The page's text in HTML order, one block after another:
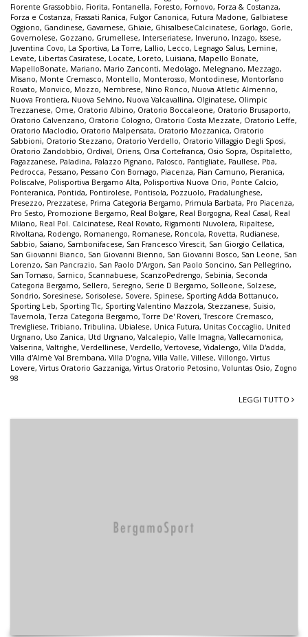
Fiorente Grassobbio, Fiorita, Fontanella, Foresto, Fornovo, Forza & Costanza,
Forza e Costanza, Frassati Ranica, Fulgor Canonica, Futura Madone, Galbiatese
Oggiono, Gandinese, Gavarnese, Ghiaie, GhisalbeseCalcinatese, Gorlago, Gorle,
Governolese, Gozzano, Grumellese, Interseriatese, Inveruno, Inzago, Issese,
Juventina Covo, La Sportiva, La Torre, Lallio, Lecco, Legnago Salus, Lemine,
Levate, Libertas Casiratese, Locate, Loreto, Luisiana, Mapello Bonate,
MapelloBonate, Mariano, Mario Zanconti, Medolago, Melegnano, Mezzago,
Misano, Monte Cremasco, Montello, Monterosso, Montodinese, Montorfano
Rovato, Monvico, Mozzo, Nembrese, Nino Ronco, Nuova Atletic Almenno,
Nuova Frontiera, Nuova Selvino, Nuova Valcavallina, Olginatese, Olimpic
Trezzanese, Ome, Oratorio Albino, Oratorio Boccaleone, Oratorio Brusaporto,
Oratorio Calvenzano, Oratorio Cologno, Oratorio Costa Mezzate, Oratorio Leffe,
Oratorio Maclodio, Oratorio Malpensata, Oratorio Mozzanica, Oratorio
Sabbioni, Oratorio Stezzano, Oratorio Verdello, Oratorio Villaggio Degli Sposi,
Oratorio Zandobbio, Ordival, Oriens, Orsa Cortefranca, Osio Sopra, Ospitaletto,
Pagazzanese, Paladina, Palazzo Pignano, Palosco, Pantigliate, Paullese, Pba,
Pedrocca, Pessano, Pessano Con Bornago, Piacenza, Pian Camuno, Pieranica,
Poliscalve, Polisportiva Bergamo Alta, Polisportiva Nuova Orio, Ponte Calcio,
Ponteranica, Pontida, Pontirolese, Pontisola, Pozzuolo, Pradalunghese,
Presezzo, Prezzatese, Prima Categoria Bergamo, Primula Barbata, Pro Piacenza,
Pro Sesto, Promozione Bergamo, Real Bolgare, Real Borgogna, Real Casal, Real
Milano, Real Pol. Calcinatese, Real Rovato, Rigamonti Nuvolera, Ripaltese,
Rivoltana, Rodengo, Romanengo, Romanese, Roncola, Rovetta, Rudianese,
Sabbio, Saiano, Sambonifacese, San Francesco Virescit, San Giorgio Cellatica,
San Giovanni Bianco, San Giovanni Bienno, San Giovanni Bosco, San Leone, San
Lorenzo, San Pancrazio, San Paolo D'Argon, San Paolo Soncino, San Pellegrino,
San Tomaso, Sarnico, Scannabuese, ScanzoPedrengo, Sebinia, Seconda
Categoria Bergamo, Sellero, Seregno, Serie D Bergamo, Solleone, Solzese,
Sondrio, Soresinese, Sorisolese, Sovere, Spinese, Sporting Adda Bottanuco,
Sporting Leb, Sporting Tlc, Sporting Valentino Mazzola, Stezzanese, Suisio,
Tavernola,Terza Categoria Bergamo,Torre De' Roveri,Trescore Cremasco,
Trevigliese,Tribiano,Tribulina, Ubialese, Unica Futura, Unitas Coccaglio, United
Urgnano, Uso Zanica, Utd Urgnano, Valcalepio, Valle Imagna, Vallecamonica,
Valserina, Valtrighe, Verdellinese, Verdello, Vertovese, Vidalengo, Villa D'adda,
Villa d'Almè Val Brembana, Villa D'ogna, Villa Valle, Villese, Villongo, Virtus
Lovere, Virtus Oratorio Gazzaniga, Virtus Oratorio Petosino, Voluntas Osio, Zogno
98
LEGGI TUTTO